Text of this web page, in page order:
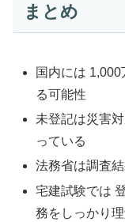
まとめ
国内には
る可能性
未登記は災害
っている
法務省は調査
宅建試験では
務をしっかり